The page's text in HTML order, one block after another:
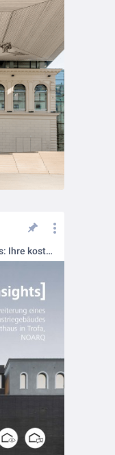
Vom Industriebau zum Rathaus: Ihre kostenlose Case Study 📥